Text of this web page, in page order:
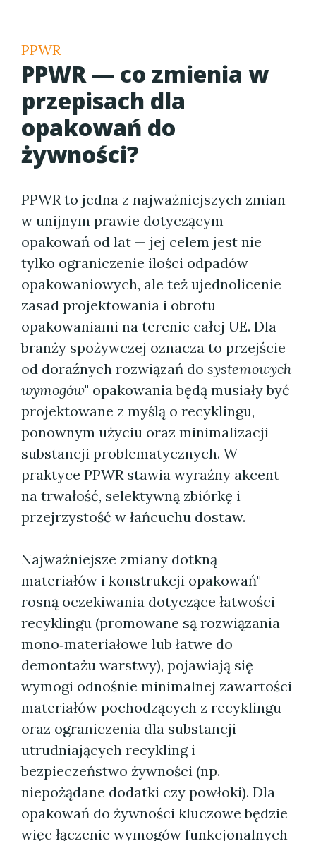
PPWR
PPWR — co zmienia w
przepisach dla
opakowań do
żywności?
PPWR to jedna z najważniejszych zmian
w unijnym prawie dotyczącym
opakowań od lat — jej celem jest nie
tylko ograniczenie ilości odpadów
opakowaniowych, ale też ujednolicenie
zasad projektowania i obrotu
opakowaniami na terenie całej UE. Dla
branży spożywczej oznacza to przejście
od doraźnych rozwiązań do systemowych
wymogów" opakowania będą musiały być
projektowane z myślą o recyklingu,
ponownym użyciu oraz minimalizacji
substancji problematycznych. W
praktyce PPWR stawia wyraźny akcent
na trwałość, selektywną zbiórkę i
przejrzystość w łańcuchu dostaw.
Najważniejsze zmiany dotkną
materiałów i konstrukcji opakowań"
rosną oczekiwania dotyczące łatwości
recyklingu (promowane są rozwiązania
mono‑materiałowe lub łatwe do
demontażu warstwy), pojawiają się
wymogi odnośnie minimalnej zawartości
materiałów pochodzących z recyklingu
oraz ograniczenia dla substancji
utrudniających recykling i
bezpieczeństwo żywności (np.
niepożądane dodatki czy powłoki). Dla
opakowań do żywności kluczowe będzie
więc łączenie wymogów funkcjonalnych